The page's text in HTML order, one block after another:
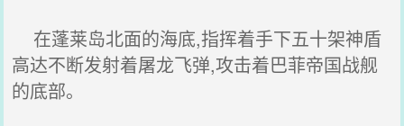
在蓬莱岛北面的海底,指挥着手下五十架神盾
高达不断发射着屠龙飞弹,攻击着巴菲帝国战舰
的底部。